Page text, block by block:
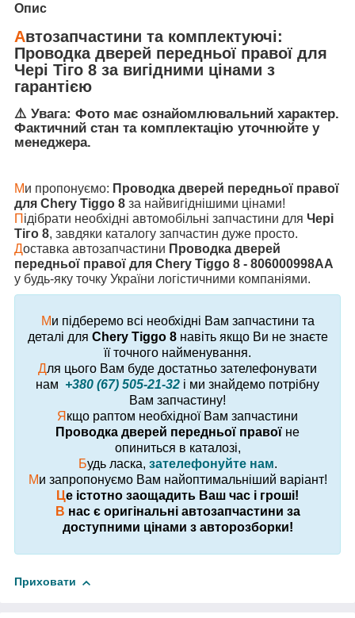
Опис
Автозапчастини та комплектуючі:
Проводка дверей передньої правої для
Чері Тіго 8 за вигідними цінами з
гарантією
⚠️ Увага: Фото має ознайомлювальний характер.
Фактичний стан та комплектацію уточнюйте у
менеджера.
Ми пропонуємо: Проводка дверей передньої правої
для Chery Tiggo 8 за найвигіднішими цінами!
П ідібрати необхідні автомобільні запчастини для Чері
Тіго 8, завдяки каталогу запчастин дуже просто.
Доставка автозапчастини Проводка дверей
передньої правої для Chery Tiggo 8 - 806000998AA
у будь-яку точку України логістичними компаніями.
Ми підберемо всі необхідні Вам запчастини та
деталі для Chery Tiggo 8навіть якщо Ви не знаєте
її точного найменування.
Для цього Вам буде достатньо зателефонувати
нам +380 (67) 505-21-32 і ми знайдемо потрібну
Вам запчастину!
Я кщо раптом необхідної Вам запчастини
Проводка дверей передньої правої не
опиниться в каталозі,
Будь ласка, зателефонуйте нам.
Ми запропонуємо Вам найоптимальніший варіант!
Це істотно заощадить Ваш час і гроші!
В нас є оригінальні автозапчастини за
доступними цінами з авторозборки!
Приховати